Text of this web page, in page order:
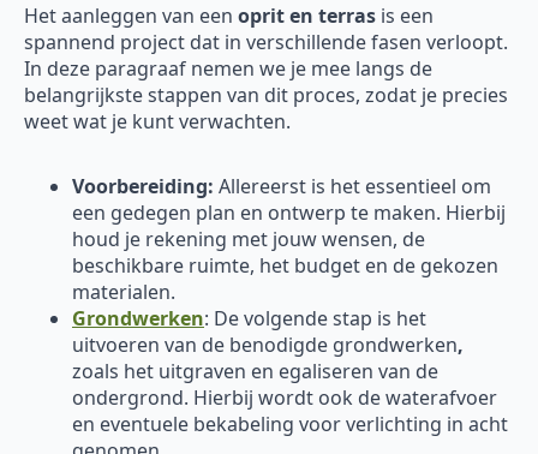
Het aanleggen van een oprit en terras is een
spannend project dat in verschillende fasen verloopt.
In deze paragraaf nemen we je mee langs de
belangrijkste stappen van dit proces, zodat je precies
weet wat je kunt verwachten.
Voorbereiding: Allereerst is het essentieel om
een gedegen plan en ontwerp te maken. Hierbij
houd je rekening met jouw wensen, de
beschikbare ruimte, het budget en de gekozen
materialen.
Grondwerken: De volgende stap is het
uitvoeren van de benodigde grondwerken,
zoals het uitgraven en egaliseren van de
ondergrond. Hierbij wordt ook de waterafvoer
en eventuele bekabeling voor verlichting in acht